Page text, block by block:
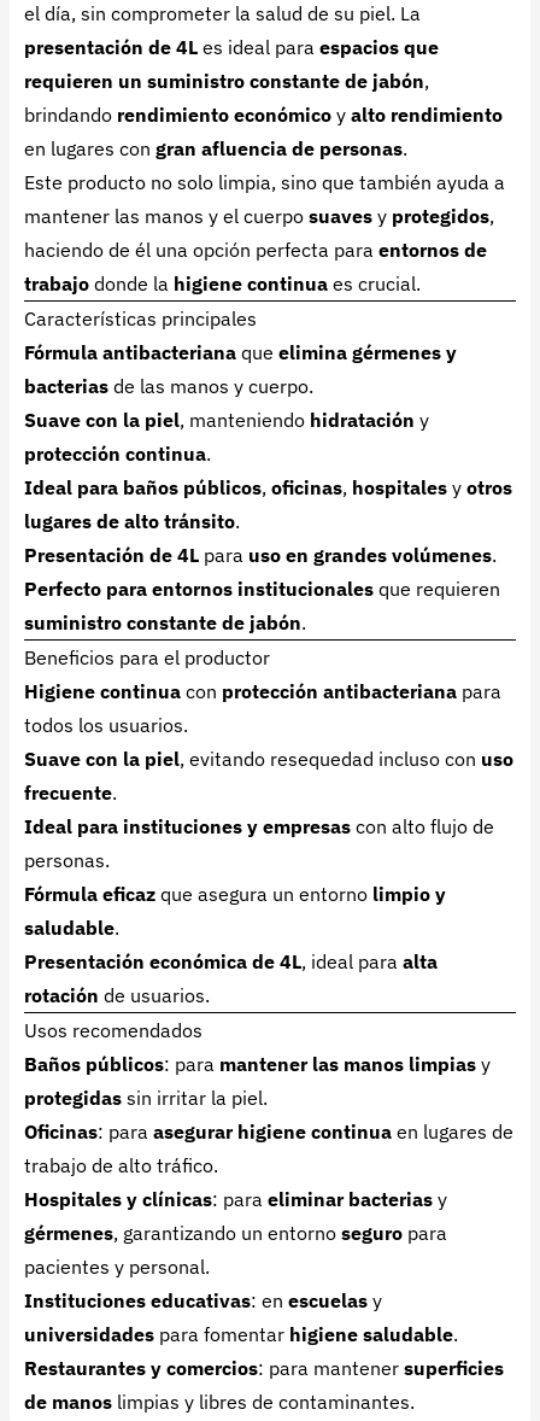
el día, sin comprometer la salud de su piel. La
presentación de 4L es ideal para espacios que
requieren un suministro constante de jabón,
brindando rendimiento económico y alto rendimiento
en lugares con gran afluencia de personas.
Este producto no solo limpia, sino que también ayuda a
mantener las manos y el cuerpo suaves y protegidos,
haciendo de él una opción perfecta para entornos de
trabajo donde la higiene continua es crucial.
Características principales
Fórmula antibacteriana que elimina gérmenes y
bacterias de las manos y cuerpo.
Suave con la piel, manteniendo hidratación y
protección continua.
Ideal para baños públicos, oficinas, hospitales y otros
lugares de alto tránsito.
Presentación de 4L para uso en grandes volúmenes.
Perfecto para entornos institucionales que requieren
suministro constante de jabón.
Beneficios para el productor
Higiene continua con protección antibacteriana para
todos los usuarios.
Suave con la piel, evitando resequedad incluso con uso
frecuente.
Ideal para instituciones y empresas con alto flujo de
personas.
Fórmula eficaz que asegura un entorno limpio y
saludable.
Presentación económica de 4L, ideal para alta
rotación de usuarios.
Usos recomendados
Baños públicos: para mantener las manos limpias y
protegidas sin irritar la piel.
Oficinas: para asegurar higiene continua en lugares de
trabajo de alto tráfico.
Hospitales y clínicas: para eliminar bacterias y
gérmenes, garantizando un entorno seguro para
pacientes y personal.
Instituciones educativas: en escuelas y
universidades para fomentar higiene saludable.
Restaurantes y comercios: para mantener superficies
de manos limpias y libres de contaminantes.